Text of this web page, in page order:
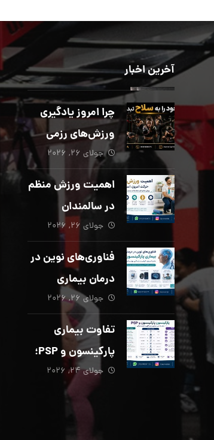
آخرین اخبار
چرا امروز یادگیری
ورزش‌های رزمی
بیش از هر زمان
دیگری ضروری
است؟
جولای ۲۶, ۲۰۲۶
اهمیت ورزش منظم
در سالمندان
جولای ۲۶, ۲۰۲۶
فناوری‌های نوین در
درمان بیماری
پارکینسون؛ از هوش
مصنوعی تا تحریک
عمقی مغز
جولای ۲۶, ۲۰۲۶
تفاوت بیماری
پارکینسون و PSP؛
از تشخیص تا
توانبخشی تخصصی
در منزل_بخش پنجم
جولای ۲۴, ۲۰۲۶